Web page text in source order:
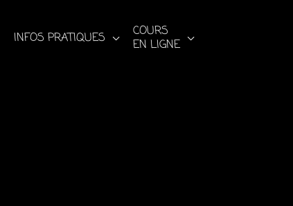
INFOS PRATIQUES
COURS
EN LIGNE